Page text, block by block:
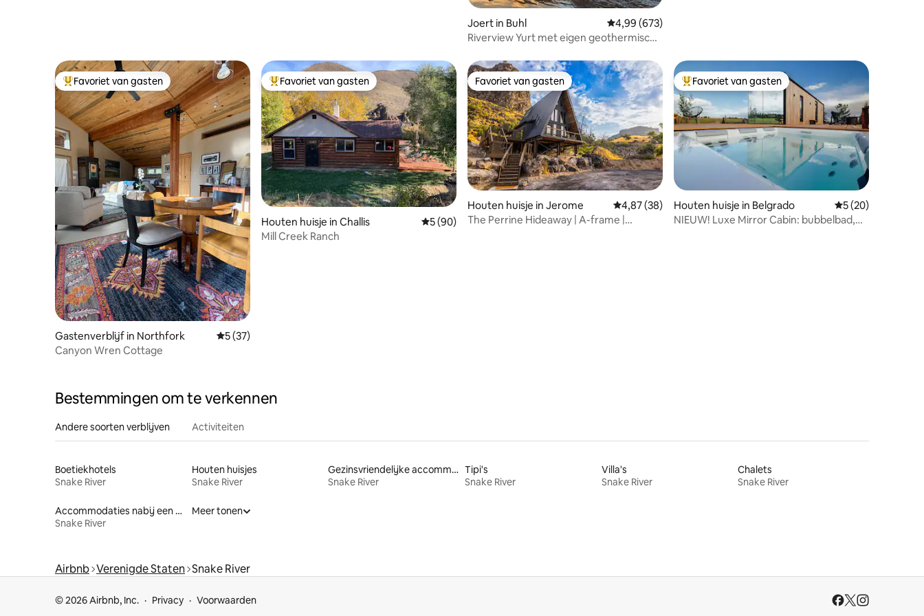
Joert in Buhl Gemiddelde beoordeling van 4,99 op 5, 673 recensies
4,99 (673)
Riverview Yurt met eigen geothermisch
Topfavoriet van gasten
Favoriet van gasten
Gastenverblijf in Northfork Gemiddelde beoordeling van 5 op 5, 37 recensies
5 (37)
Canyon Wren Cottage
Topfavoriet van gasten
Favoriet van gasten
Houten huisje in Challis Gemiddelde beoordeling van 5 op 5, 90 recensies
5 (90)
Mill Creek Ranch
Favoriet van gasten
Favoriet van gasten
Houten huisje in Jerome Gemiddelde beoordeling van 4,87 op 5, 38 recensies
4,87 (38)
The Perrine Hideaway | A-frame |
Topfavoriet van gasten
Favoriet van gasten
Houten huisje in Belgrado Gemiddelde
5 (20)
NIEUW! Luxe Mirror Cabin: bubbelbad,
Bestemmingen om te verkennen
Andere soorten verblijven Activiteiten
Boetiekhotels
Snake River
Houten huisjes
Snake River
Gezinsvriendelijke accommodaties
Snake River
Tipi's
Snake River
Villa's
Snake River
Chalets
Snake River
Accommodaties nabij een strand
Snake River
Meer tonen
Airbnb Verenigde Staten Snake River
© 2026 Airbnb, Inc. Privacy Voorwaarden